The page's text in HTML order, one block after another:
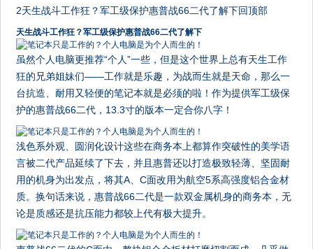
2天生战斗工作狂？军工级保护惠普战66二代了解下回顶部
天生战斗工作狂？军工级保护惠普战66二代了解下
虽然个人电脑更推荐“个人”一些，但是这个世界上总有天生工作
狂的兄弟姐妹们——工作就是乐趣，为战而生就是天命，那么一
台抗造、耐用又轻便的笔记本就是必须的啦！作为提供军工级保
护的惠普战66二代，13.3寸的版本一定合你八字！
浅色系外观、圆润化设计这些在商务本上都算作突破性的美学语
言被二代产品延续了下去，并且惠普还以打造极致轻薄、坚固耐
用的机身为出发点，将其A、C面改用为航空5系高强度铝合金材
质。换句话来说，惠普战66二代是一款双金属机身的商务本，无
论是质感还是抗压能力都较上代有极大提升。